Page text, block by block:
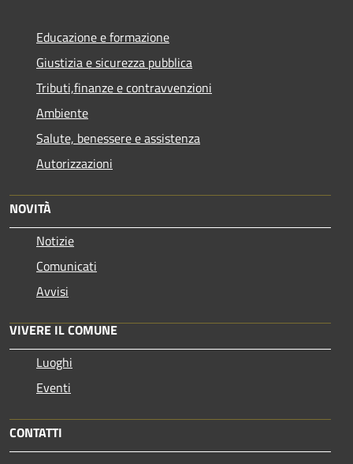
Educazione e formazione
Giustizia e sicurezza pubblica
Tributi,finanze e contravvenzioni
Ambiente
Salute, benessere e assistenza
Autorizzazioni
NOVITÀ
Notizie
Comunicati
Avvisi
VIVERE IL COMUNE
Luoghi
Eventi
CONTATTI